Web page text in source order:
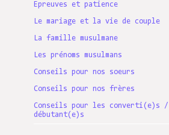
Epreuves et patience
Le mariage et la vie de couple
La famille musulmane
Les prénoms musulmans
Conseils pour nos soeurs
Conseils pour nos frères
Conseils pour les converti(e)s /
débutant(e)s